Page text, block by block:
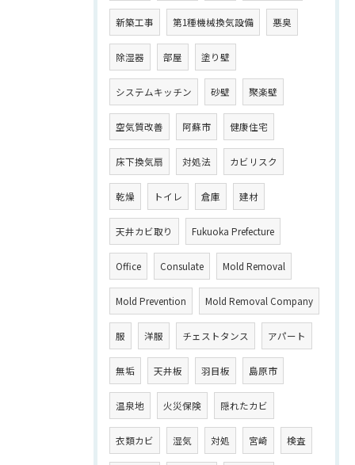
新築工事 第1種機械換気設備 悪臭
除湿器 部屋 塗り壁
システムキッチン 砂壁 聚楽壁
空気質改善 阿蘇市 健康住宅
床下換気扇 対処法 カビリスク
乾燥 トイレ 倉庫 建材
天井カビ取り Fukuoka Prefecture
Office Consulate Mold Removal
Mold Prevention Mold Removal Company
服 洋服 チェストタンス アパート
無垢 天井板 羽目板 島原市
温泉地 火災保険 隠れたカビ
衣類カビ 湿気 対処 宮崎 検査